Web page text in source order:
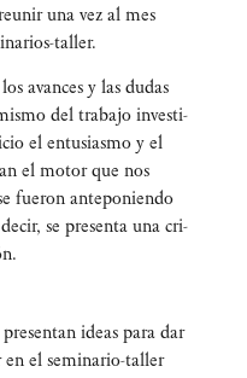
una vez al mes
taller.
avan­ces y las dudas
del tra­ba­jo inves­ti­
el entu­sias­mo y el
el motor que nos
fue­ron ante­po­nien­do
se pre­sen­ta una cri­
ideas para dar
en el semi­na­rio-taller